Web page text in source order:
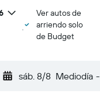
Ver autos de
arriendo solo
de Budget
sáb. 8/8 Mediodía -